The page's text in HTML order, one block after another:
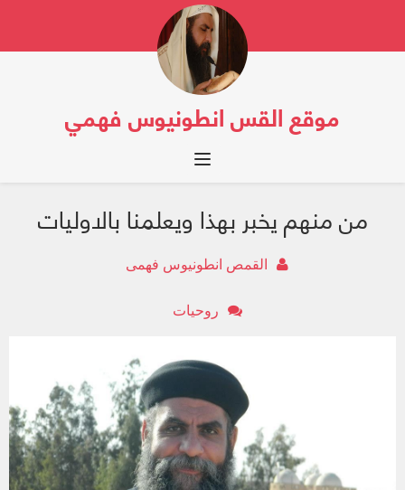
موقع القس انطونيوس فهمي
Toggle navigation
من منهم يخبر بهذا ويعلمنا بالاوليات
القمص انطونيوس فهمى
روحيات